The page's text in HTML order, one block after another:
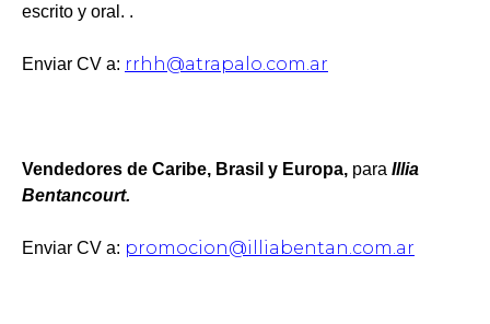
escrito y oral. .
Enviar CV a: rrhh@atrapalo.com.ar
Vendedores de Caribe, Brasil y Europa, para Illia
Bentancourt.
Enviar CV a: promocion@illiabentan.com.ar